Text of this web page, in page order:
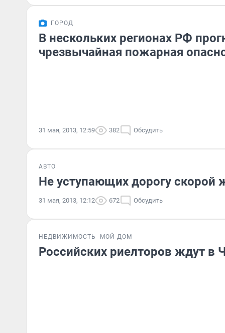
ГОРОД
В нескольких регионах РФ
чрезвычайная пожарная
31 мая, 2013, 12:59 382 Обсудить
АВТО
Не уступающих дорогу скорой
31 мая, 2013, 12:12 672 Обсудить
НЕДВИЖИМОСТЬ МОЙ ДОМ
Российских риелторов ждут в